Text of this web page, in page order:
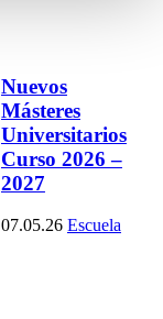
Nuevos
Másteres
Universitarios
Curso 2026 –
2027
07.05.26 Escuela